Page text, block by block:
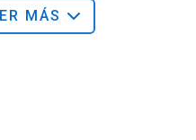
MÁS